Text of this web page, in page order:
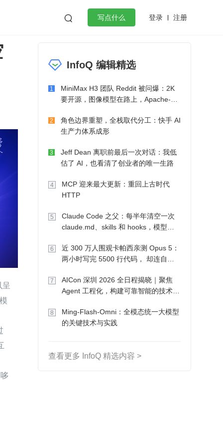
 写点什么 登录 注册
作
微服务架构 flutter
InfoQ 编辑精选
1
MiniMax H3 团队 Reddit 被问爆：2K
要开源，图像模型在路上，Apache-2.0
2
角色边界重塑，全栈取代分工：快手 AI
生产力体系成形
3
Jeff Dean 离职前最后一次对话：我低
估了 AI，也看清了创业者的唯一生路
4
MCP 迎来最大更新：重回上古时代
HTTP
5
Claude Code 之父：每半年清空一次
claude.md、skills 和 hooks，模型自
6
近 300 万人围观卡帕西亲测 Opus 5：
两小时写完 5500 行代码， 却连自己
7
AICon 深圳 2026 全日程揭晓｜聚焦
Agent 工程化，构建可靠智能的技术路
8
Ming-Flash-Omni：全模态统一大模型
的关键技术与实践
查看更多 InfoQ 精选内容 >